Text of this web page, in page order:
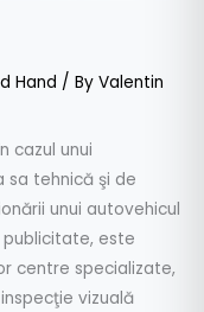
Hand / By Valentin
cazul unui
tehnică şi de
unui autovehicul
este
centre specializate,
vizuală